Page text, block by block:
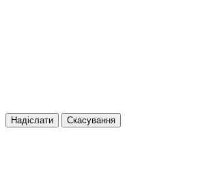
Надіслати Скасування